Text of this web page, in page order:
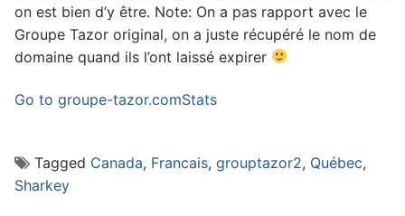
on est bien d’y être. Note: On a pas rapport avec le
Groupe Tazor original, on a juste récupéré le nom de
domaine quand ils l’ont laissé expirer
Go to groupe-tazor.comStats
Tagged Canada, Francais, grouptazor2, Québec,
Sharkey